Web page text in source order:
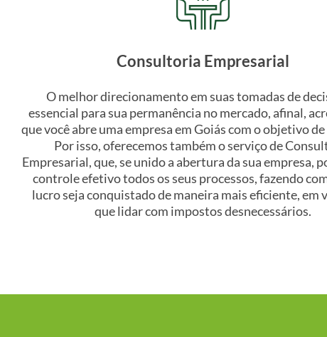
Consultoria Empresarial
O melhor direcionamento em suas tomadas de
essencial para sua permanência no mercado, afinal,
que você abre uma empresa em Goiás com o objetivo
Por isso, oferecemos também o serviço de
Empresarial, que, se unido a abertura da sua empresa,
controle efetivo todos os seus processos, fazendo
lucro seja conquistado de maneira mais eficiente, em
que lidar com impostos desnecessários.